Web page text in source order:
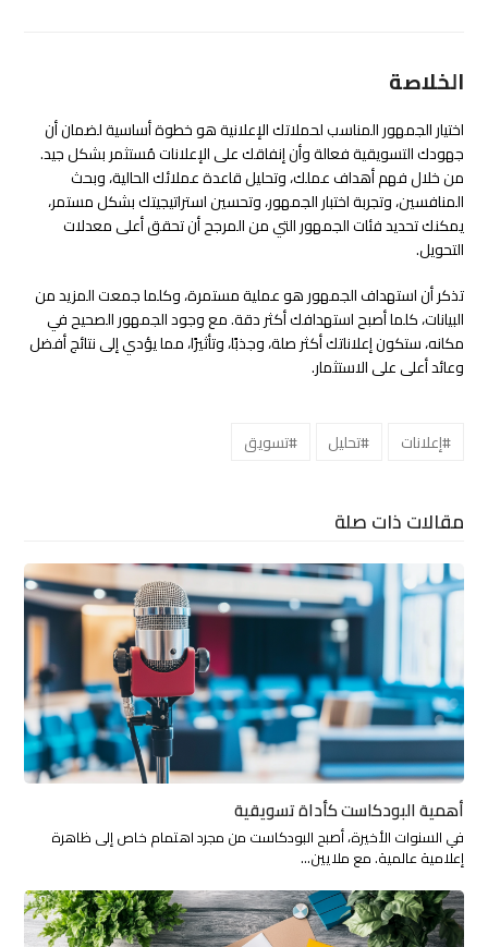
الخلاصة
اختيار الجمهور المناسب لحملاتك الإعلانية هو خطوة أساسية لضمان أن
جهودك التسويقية فعالة وأن إنفاقك على الإعلانات مُستثمر بشكل جيد.
من خلال فهم أهداف عملك، وتحليل قاعدة عملائك الحالية، وبحث
المنافسين، وتجربة اختبار الجمهور، وتحسين استراتيجيتك بشكل مستمر،
يمكنك تحديد فئات الجمهور التي من المرجح أن تحقق أعلى معدلات
التحويل.
تذكر أن استهداف الجمهور هو عملية مستمرة، وكلما جمعت المزيد من
البيانات، كلما أصبح استهدافك أكثر دقة. مع وجود الجمهور الصحيح في
مكانه، ستكون إعلاناتك أكثر صلة، وجذبًا، وتأثيرًا، مما يؤدي إلى نتائج أفضل
وعائد أعلى على الاستثمار.
#إعلانات #تحليل #تسويق
مقالات ذات صلة
أهمية البودكاست كأداة تسويقية
في السنوات الأخيرة، أصبح البودكاست من مجرد اهتمام خاص إلى ظاهرة
إعلامية عالمية. مع ملايين…